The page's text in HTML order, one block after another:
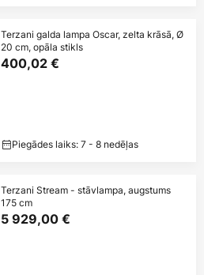
Terzani galda lampa Oscar, zelta krāsā, Ø
20 cm, opāla stikls
400,02 €
Piegādes laiks: 7 - 8 nedēļas
Terzani Stream - stāvlampa, augstums
175 cm
5 929,00 €